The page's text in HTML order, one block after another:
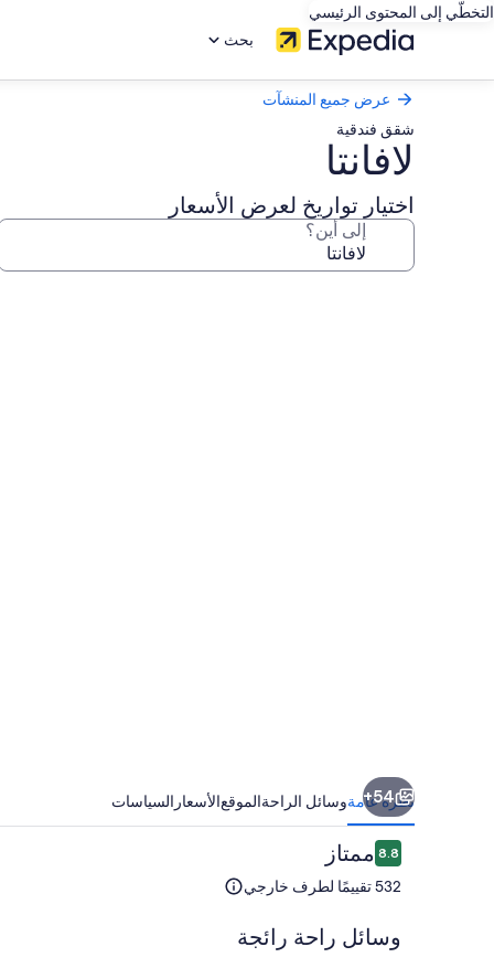
التخطّي إلى المحتوى الرئيسي
بحث
عرض جميع المنشآت
شقق فندقية
لافانتا
اختيار تواريخ لعرض الأسعار
إلى أين؟
54+
نظرة عامةوسائل الراحةالموقعالأسعار السياسات
التقييمات
8.88.8 من 10ممتاز
532 تقييمًا لطرف خارجي
وسائل راحة رائجة